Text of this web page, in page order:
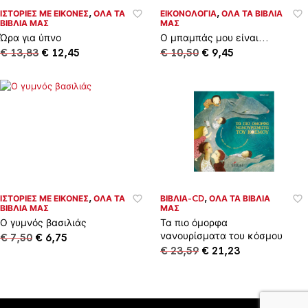
ΙΣΤΟΡΊΕΣ ΜΕ ΕΙΚΌΝΕΣ,ΌΛΑ ΤΑ
ΒΙΒΛΊΑ ΜΑΣ
Ώρα για ύπνο
€13,83 Original
€ 13,83.
€ 12,45
είναι:
ΕΙΚΟΝΟΛΌΓΙΑ,ΌΛΑ ΤΑ ΒΙΒΛΊΑ
ΜΑΣ
Ο μπαμπάς μου είναι…
€10,50 Original
€ 10,50.
€9,45Η
είναι:
€ 9,45.
ΙΣΤΟΡΊΕΣ ΜΕ ΕΙΚΌΝΕΣ,ΌΛΑ ΤΑ
ΒΙΒΛΊΑ ΜΑΣ
Ο γυμνός βασιλιάς
€7,50 Original
€ 6,75
ΒΙΒΛΊΑ-CD,ΌΛΑ ΤΑ ΒΙΒΛΊΑ
ΜΑΣ
Τα πιο όμορφα
νανουρίσματα του κόσμου
€23,59 Original
€21,23Η
είναι:
€ 21,23.